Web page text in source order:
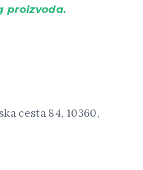
proizvoda.
cesta 84, 10360,